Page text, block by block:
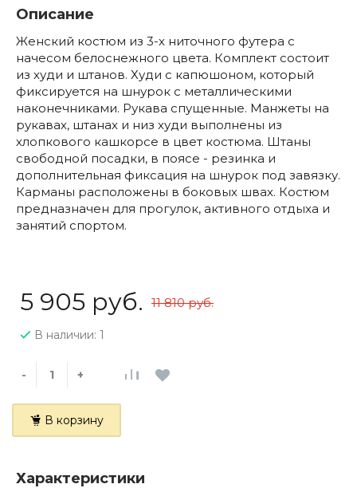
Описание
Женский костюм из 3-х ниточного футера с
начесом белоснежного цвета. Комплект состоит
из худи и штанов. Худи с капюшоном, который
фиксируется на шнурок с металлическими
наконечниками. Рукава спущенные. Манжеты на
рукавах, штанах и низ худи выполнены из
хлопкового кашкорсе в цвет костюма. Штаны
свободной посадки, в поясе - резинка и
дополнительная фиксация на шнурок под завязку.
Карманы расположены в боковых швах. Костюм
предназначен для прогулок, активного отдыха и
занятий спортом.
5 905 руб. 11 810 руб.
В наличии: 1
- +
В корзину
Характеристики